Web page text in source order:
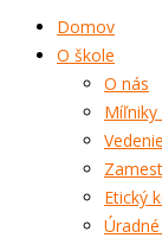
Domov
O škole
O nás
Vedenie
Etický